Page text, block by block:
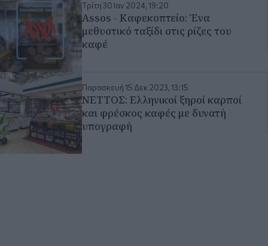
Τρίτη 30 Ιαν 2024, 19:20
Assos - Καφεκοπτείο: Ένα
μεθυστικό ταξίδι στις ρίζες του
καφέ
Παρασκευή 15 Δεκ 2023, 13:15
ΝΕΤΤΟΣ: Ελληνικοί ξηροί καρποί
και φρέσκος καφές με δυνατή
υπογραφή